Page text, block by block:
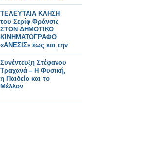
ΤΕΛΕΥΤΑΙΑ ΚΛΗΣΗ
του Σερίφ Φράνσις
ΣΤΟΝ ΔΗΜΟΤΙΚΟ
ΚΙΝΗΜΑΤΟΓΡΑΦΟ
«ΑΝΕΣΙΣ» έως και την
Τετάρτη 15 Απριλίου
2026
Συνέντευξη Στέφανου
Τραχανά – Η Φυσική,
η Παιδεία και το
Μέλλον